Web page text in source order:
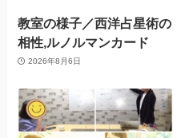
教室の様子／西洋占星術の
相性,ルノルマンカード
2026年8月6日